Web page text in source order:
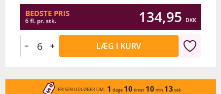
BEDSTE PRIS
6 fl. pr. stk. 134,95 DKK
LÆG I KURV
PRISEN UDLØBER OM: 1 dage 10 timer 10 min 13 sek